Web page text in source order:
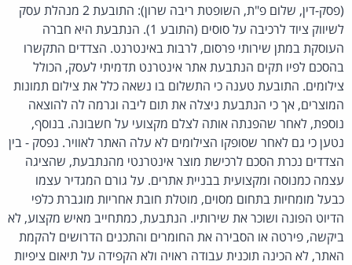
(פסק-דין, שלום פ"ת, השופטת ריבה שרון): התובעת 2 מנהלת עסק
לשיווק ציוד לרכיבה על סוסים (התובע 1). הנתבעת היא חברה
העוסקת במתן שירותי פרסום, לרבות באינטרנט. הצדדים התקשרו
בהסכם לפיו תקים הנתבעת אתר אינטרנט תדמיתי לעסק, הכולל
צילומים. התובעת טענה כי התשלום בו נשאה כלל את צילום תמונות
המוצרים, אך כי הנתבעת ניצלה את תום ליבה וגרמה לה להוצאה
נוספת, לאחר שהפנתה אותה לצלם מקצועי על חשבונה. בנוסף,
נטען כי גם לאחר שסופקו הצילומים לא עלה האתר לאוויר. נפסק - בין
הצדדים נכרת הסכם לרכישת מוצר אינטרנטי מהנתבעת, שהציגה
עצמה כמנוסה ומקצועית בבניית אתרים. על גורם המגדיר עצמו
כבעל מומחיות בתחום מסוים, מוטלת חובת אחריות מוגברת כלפי
הדיוט הפונה ושוכר את שירותיו. הנתבעת, כמתחייב מאיש מקצוע, לא
ביקשה, פירטה או הסבירה את החומרים והתכנים הדרושים להקמת
האתר, לא הכינה תוכנית עבודה ראויה ולא הקפידה על תיאום ציפיות